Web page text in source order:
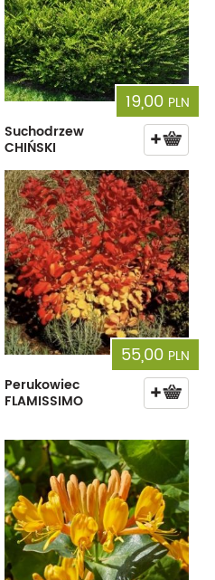
19,00 PLN
Suchodrzew
CHIŃSKI
55,00 PLN
Perukowiec
FLAMISSIMO